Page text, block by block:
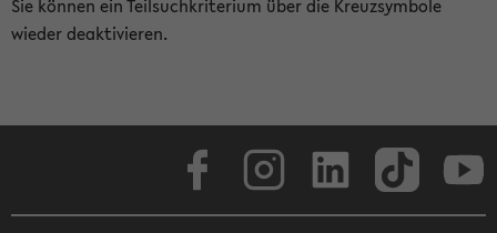
Sie können ein Teilsuchkriterium über die Kreuzsymbole
wieder deaktivieren.